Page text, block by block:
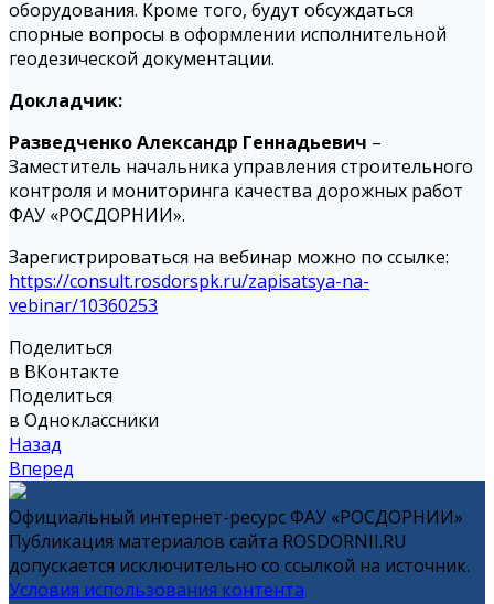
оборудования. Кроме того, будут обсуждаться
спорные вопросы в оформлении исполнительной
геодезической документации.
Докладчик:
Разведченко Александр Геннадьевич –
Заместитель начальника управления строительного
контроля и мониторинга качества дорожных работ
ФАУ «РОСДОРНИИ».
Зарегистрироваться на вебинар можно по ссылке:
https://consult.rosdorspk.ru/zapisatsya-na-
vebinar/10360253
Поделиться
в ВКонтакте
Поделиться
в Одноклассники
Назад
Вперед
Официальный интернет-ресурс ФАУ «РОСДОРНИИ»
Публикация материалов сайта ROSDORNII.RU
допускается исключительно со ссылкой на источник.
Условия использования контента